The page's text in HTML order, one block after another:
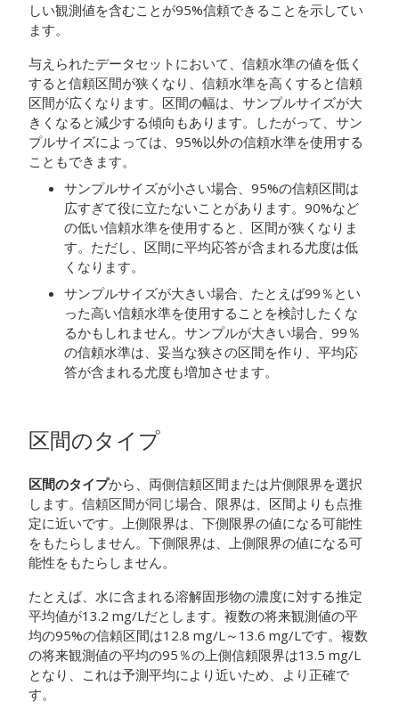
しい観測値を含むことが95%信頼できることを示してい
ます。
与えられたデータセットにおいて、信頼水準の値を低く
すると信頼区間が狭くなり、信頼水準を高くすると信頼
区間が広くなります。区間の幅は、サンプルサイズが大
きくなると減少する傾向もあります。したがって、サン
プルサイズによっては、95%以外の信頼水準を使用する
こともできます。
サンプルサイズが小さい場合、95%の信頼区間は
広すぎて役に立たないことがあります。90%など
の低い信頼水準を使用すると、区間が狭くなりま
す。ただし、区間に平均応答が含まれる尤度は低
くなります。
サンプルサイズが大きい場合、たとえば99％とい
った高い信頼水準を使用することを検討したくな
るかもしれません。サンプルが大きい場合、99％
の信頼水準は、妥当な狭さの区間を作り、平均応
答が含まれる尤度も増加させます。
区間のタイプ
区間のタイプから、両側信頼区間または片側限界を選択
します。信頼区間が同じ場合、限界は、区間よりも点推
定に近いです。上側限界は、下側限界の値になる可能性
をもたらしません。下側限界は、上側限界の値になる可
能性をもたらしません。
たとえば、水に含まれる溶解固形物の濃度に対する推定
平均値が13.2 mg/Lだとします。複数の将来観測値の平
均の95%の信頼区間は12.8 mg/L～13.6 mg/Lです。複数
の将来観測値の平均の95％の上側信頼限界は13.5 mg/L
となり、これは予測平均により近いため、より正確で
す。